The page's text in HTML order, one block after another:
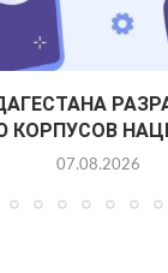
КОРПУСОВ
07.08.2026